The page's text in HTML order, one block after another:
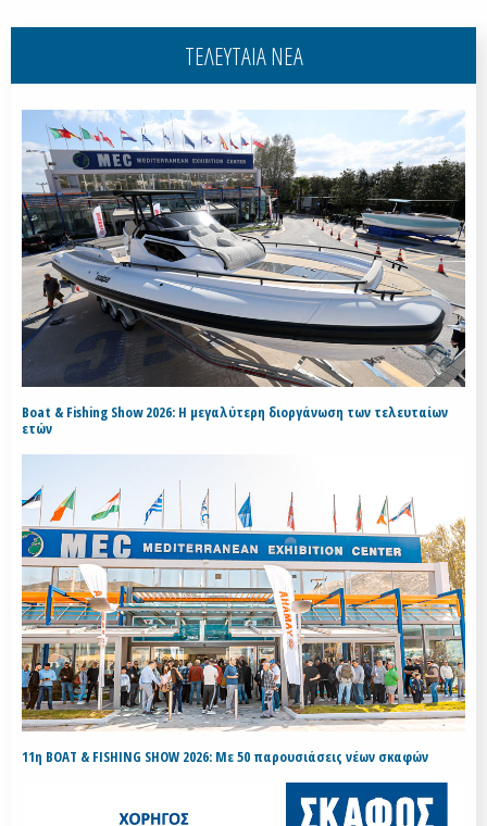
ΤΕΛΕΥΤΑΙΑ ΝΕΑ
Boat & Fishing Show 2026: Η μεγαλύτερη διοργάνωση των τελευταίων
ετών
11η BOAT & FISHING SHOW 2026: Με 50 παρουσιάσεις νέων σκαφών